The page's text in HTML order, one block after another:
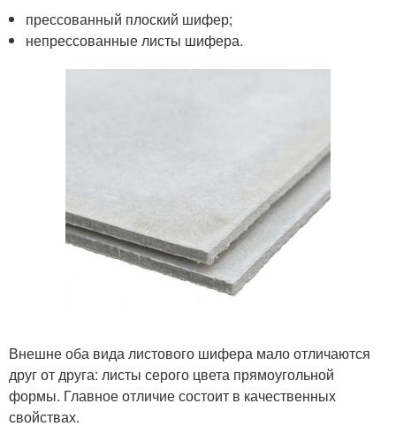
прессованный плоский шифер;
непрессованные листы шифера.
Внешне оба вида листового шифера мало отличаются
друг от друга: листы серого цвета прямоугольной
формы. Главное отличие состоит в качественных
свойствах.